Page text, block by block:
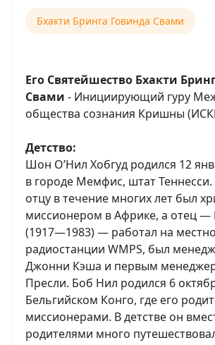
Бхакти Бринга Говинда Свами
Его Святейшество Бхакти
Свами - Инициирующий гуру
общества сознания Кришны
Детство:
Шон О’Нил Хобгуд родился 12
в городе Мемфис, штат Теннесси.
отцу в течение многих лет был
миссионером в Африке, а отец —
(1917—1983) — работал на
радиостанции WMPS, был
Джонни Кэша и первым
Пресли. Боб Нил родился 6
Бельгийском Конго, где его
миссионерами. В детстве он
родителями много